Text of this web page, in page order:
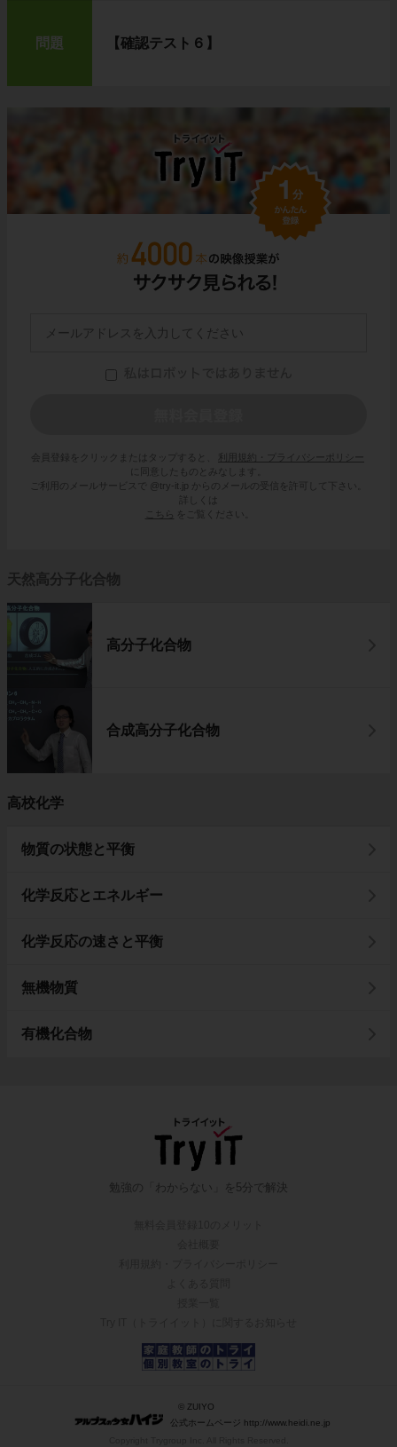
問題 【確認テスト６】
会員登録をクリックまたはタップすると、
利用規約・プライバシーポリシー
に同意したものとみなします。
ご利用のメールサービスで @try-it.jp からのメールの受信を許可して下さい。
詳しくは
こちら
をご覧ください。
天然高分子化合物
高分子化合物
合成高分子化合物
高校化学
物質の状態と平衡
化学反応とエネルギー
化学反応の速さと平衡
無機物質
有機化合物
勉強の「わからない」を5分で解決
© ZUIYO
公式ホームページ http://www.heidi.ne.jp